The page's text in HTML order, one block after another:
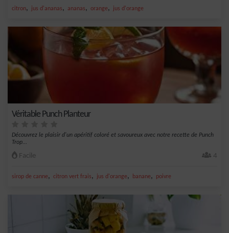
citron, jus d'ananas, ananas, orange, jus d'orange
Véritable Punch Planteur
Découvrez le plaisir d'un apéritif coloré et savoureux avec notre recette de Punch
Trop...
Facile 4
sirop de canne, citron vert frais, jus d'orange, banane, poivre